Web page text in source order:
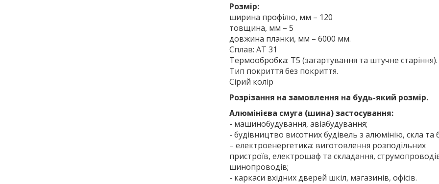
Розмір:
ширина профілю, мм – 120
товщина, мм – 5
довжина планки, мм – 6000 мм.
Сплав: АТ 31
Термообробка: Т5 (загартування та штучне старіння).
Тип покриття без покриття.
Сірий колір
Розрізання на замовлення на будь-який розмір.
Алюмінієва смуга (шина) застосування:
- машинобудування, авіабудування;
- будівництво висотних будівель з алюмінію, скла та
– електроенергетика: виготовлення розподільних
пристроїв, електрошаф та складання,
шинопроводів;
- каркаси вхідних дверей шкіл, магазинів, офісів.